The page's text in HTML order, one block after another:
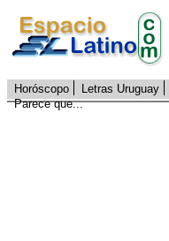
Horóscopo Letras Uruguay
Parece que...